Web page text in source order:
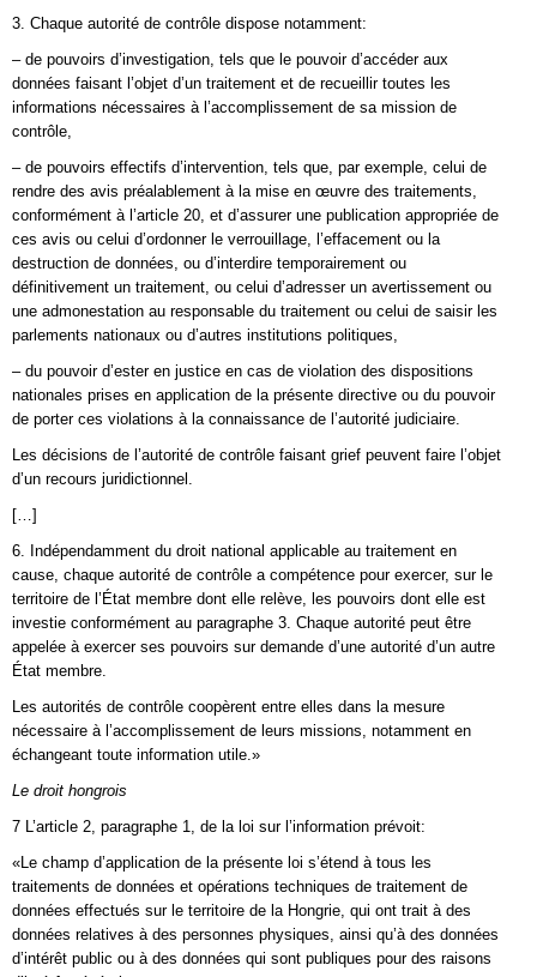
3. Chaque autorité de contrôle dispose notamment:
– de pouvoirs d’investigation, tels que le pouvoir d’accéder aux
données faisant l’objet d’un traitement et de recueillir toutes les
informations nécessaires à l’accomplissement de sa mission de
contrôle,
– de pouvoirs effectifs d’intervention, tels que, par exemple, celui de
rendre des avis préalablement à la mise en œuvre des traitements,
conformément à l’article 20, et d’assurer une publication appropriée de
ces avis ou celui d’ordonner le verrouillage, l’effacement ou la
destruction de données, ou d’interdire temporairement ou
définitivement un traitement, ou celui d’adresser un avertissement ou
une admonestation au responsable du traitement ou celui de saisir les
parlements nationaux ou d’autres institutions politiques,
– du pouvoir d’ester en justice en cas de violation des dispositions
nationales prises en application de la présente directive ou du pouvoir
de porter ces violations à la connaissance de l’autorité judiciaire.
Les décisions de l’autorité de contrôle faisant grief peuvent faire l’objet
d’un recours juridictionnel.
[…]
6. Indépendamment du droit national applicable au traitement en
cause, chaque autorité de contrôle a compétence pour exercer, sur le
territoire de l’État membre dont elle relève, les pouvoirs dont elle est
investie conformément au paragraphe 3. Chaque autorité peut être
appelée à exercer ses pouvoirs sur demande d’une autorité d’un autre
État membre.
Les autorités de contrôle coopèrent entre elles dans la mesure
nécessaire à l’accomplissement de leurs missions, notamment en
échangeant toute information utile.»
Le droit hongrois
7 L’article 2, paragraphe 1, de la loi sur l’information prévoit:
«Le champ d’application de la présente loi s’étend à tous les
traitements de données et opérations techniques de traitement de
données effectués sur le territoire de la Hongrie, qui ont trait à des
données relatives à des personnes physiques, ainsi qu’à des données
d’intérêt public ou à des données qui sont publiques pour des raisons